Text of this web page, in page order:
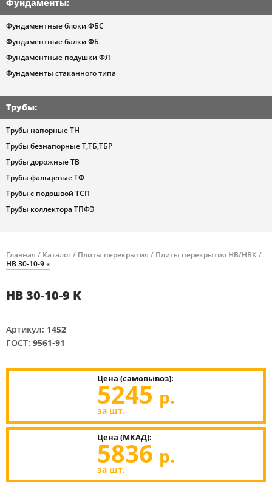
Фундаменты:
Фундаментные блоки ФБС
Фундаментные балки ФБ
Фундаментные подушки ФЛ
Фундаменты стаканного типа
Трубы:
Трубы напорные ТН
Трубы безнапорные Т,ТБ,ТБР
Трубы дорожные ТВ
Трубы фальцевые ТФ
Трубы с подошвой ТСП
Трубы коллектора ТПФЭ
Главная / Каталог/ Плиты перекрытия / Плиты перекрытия НВ/НВК/
НВ 30-10-9 к
НВ 30-10-9 К
Артикул: 1452
ГОСТ: 9561-91
Цена (самовывоз):
5245 р.
за шт.
Цена (МКАД):
5836 р.
за шт.